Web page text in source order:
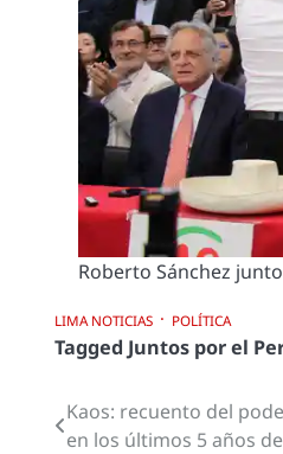
Roberto Sánchez
LIMA NOTICIAS POLÍTICA
Tagged Juntos por el
Navegación
Kaos: recuento del
en los últimos 5 años